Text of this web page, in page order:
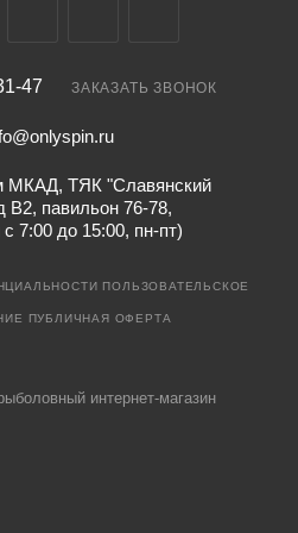
47 ЗАКАЗАТЬ ЗВОНОК
МКАД, ТЯК "Славянский
В2, павильон 76-78,
7:00 до 15:00, пн-пт)
ПОЛЬЗОВАТЕЛЬСКОЕ
ПУБЛИЧНАЯ ОФЕРТА
интернет-магазин